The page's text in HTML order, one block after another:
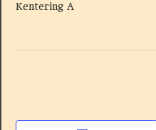
Kentering A